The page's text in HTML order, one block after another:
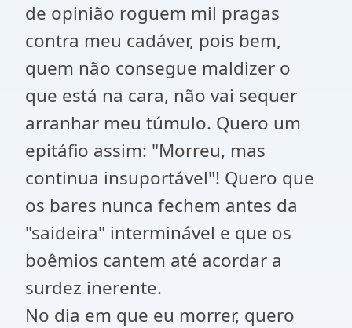
de opinião roguem mil pragas
contra meu cadáver, pois bem,
quem não consegue maldizer o
que está na cara, não vai sequer
arranhar meu túmulo. Quero um
epitáfio assim: "Morreu, mas
continua insuportável"! Quero que
os bares nunca fechem antes da
"saideira" interminável e que os
boêmios cantem até acordar a
surdez inerente.
No dia em que eu morrer, quero